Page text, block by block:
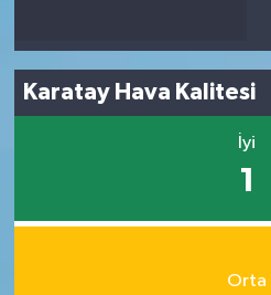
Karatay Hava Kalitesi
İyi
1
Orta